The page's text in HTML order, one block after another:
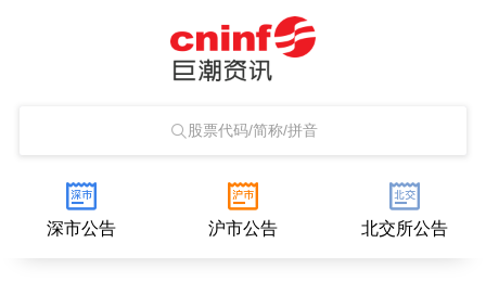
股票代码/简称/拼音
深市公告 沪市公告 北交所公告